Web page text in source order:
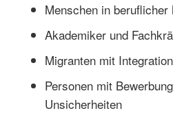
Menschen in beruflicher
Akademiker und
Migranten mit
Personen mit
Unsicherheiten